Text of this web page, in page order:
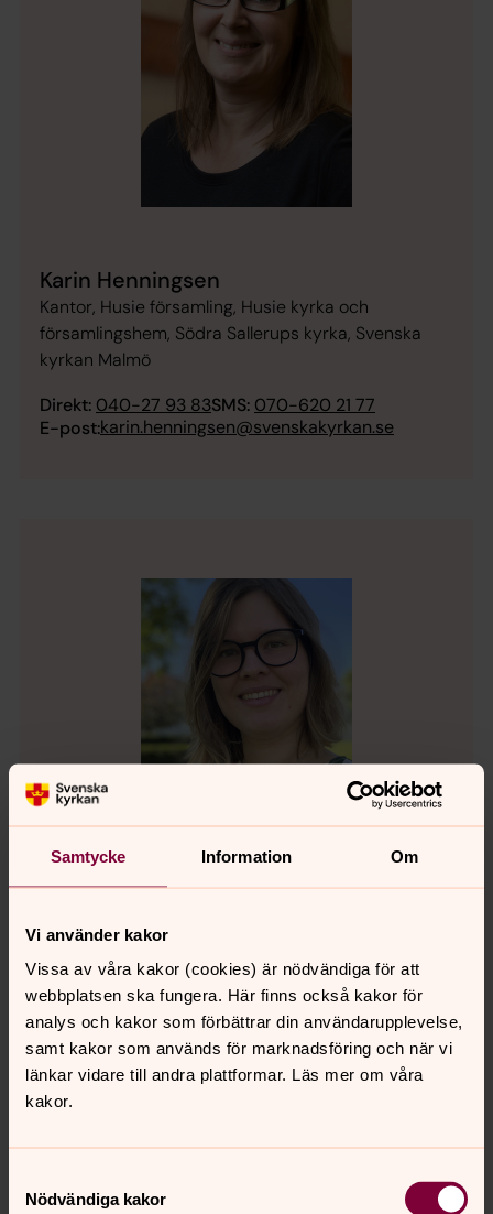
Samtycke Information Om
Vi använder kakor
Vissa av våra kakor (cookies) är nödvändiga för att
webbplatsen ska fungera. Här finns också kakor för
analys och kakor som förbättrar din användarupplevelse,
samt kakor som används för marknadsföring och när vi
länkar vidare till andra plattformar. Läs mer om våra
kakor.
Nödvändiga kakor
Karin Henningsen
Kantor, Husie församling, Husie kyrka och
församlingshem, Södra Sallerups kyrka, Svenska
kyrkan Malmö
Direkt: 040-27 93 83SMS: 070-620 21 77
E-post:karin.henningsen@svenskakyrkan.se
Organist - körledare, Husie församling, Svenska
kyrkan Malmö
Direkt: 040-279506Mobil:076-5392298
E-post:
josefinannina.sundstrom@svenskakyrkan.s
e
Organist